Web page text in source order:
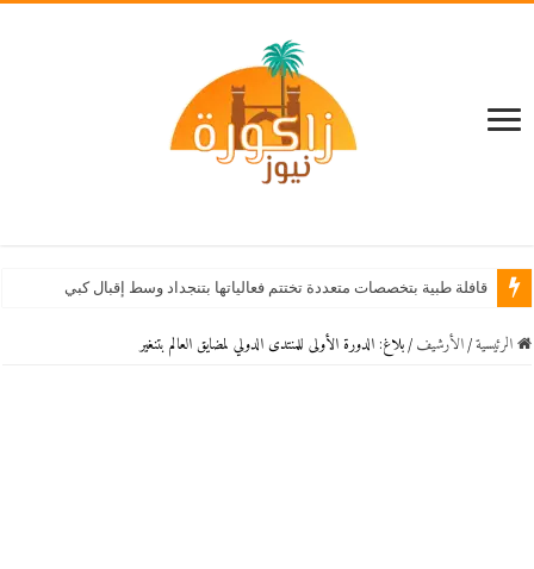
الرئيسية / اﻷرشيف / بلاغ: الدورة الأولى للمنتدى الدولي لمضايق العالم بتنغير